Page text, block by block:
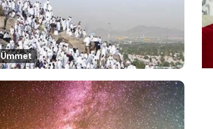
Ümmet